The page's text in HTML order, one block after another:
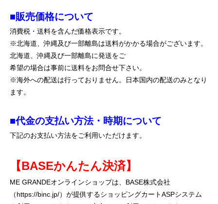
■販売価格について
消費税・送料を含んだ価格表示です。
※北海道、沖縄及び一部離島は送料がかかる場合がございます。
北海道、沖縄及び一部離島に発送をご
希望の場合は事前に送料をお問合せ下さい。
※海外への配送は行っておりません。日本国内の配送のみとなり
ます。
■代金の支払い方法・時期について
下記のお支払い方法をご利用いただけます。
【BASEかんたん決済】
ME GRANDEオンラインショップは、BASE株式会社
（https://binc.jp/）が提供するショッピングカートASPシステム